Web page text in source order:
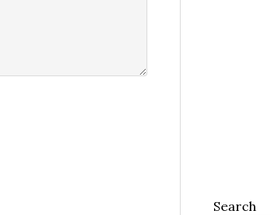
Search